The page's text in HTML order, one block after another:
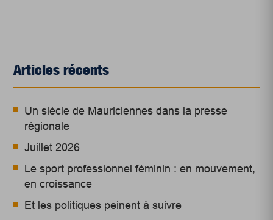
Articles récents
Un siècle de Mauriciennes dans la presse
régionale
Juillet 2026
Le sport professionnel féminin : en mouvement,
en croissance
Et les politiques peinent à suivre